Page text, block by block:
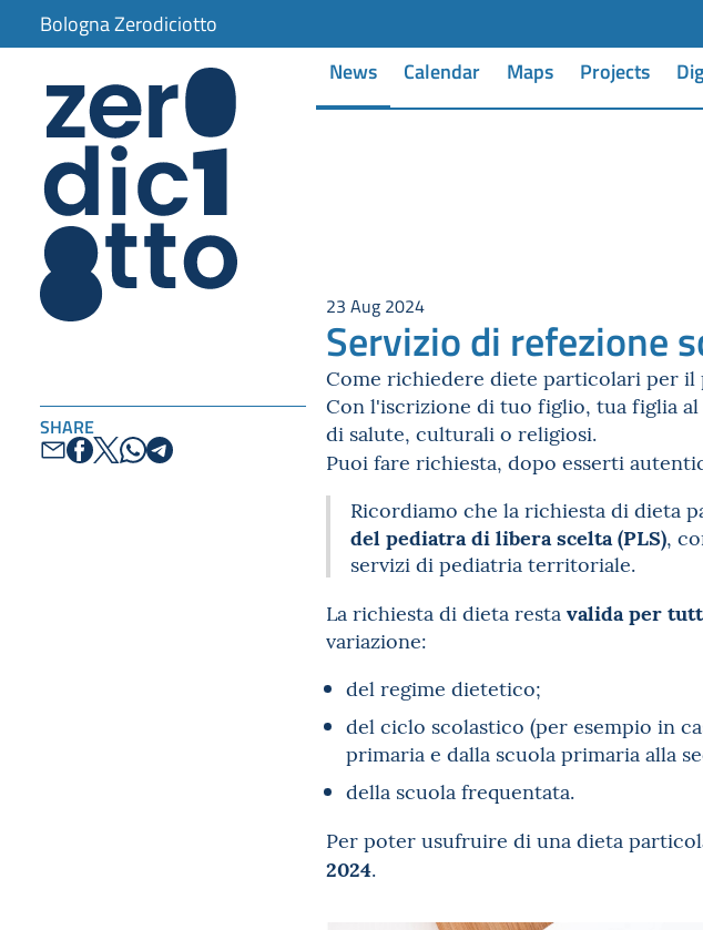
Bologna Zerodiciotto
News Calendar Maps Projects
SHARE
23 Aug 2024
Servizio di refezione
Come richiedere diete particolari per il
Con l'iscrizione di tuo figlio, tua figlia
di salute, culturali o religiosi.
Puoi fare richiesta, dopo esserti
Ricordiamo che la richiesta di dieta
del pediatra di libera scelta (PLS),
servizi di pediatria territoriale.
La richiesta di dieta resta valida per
variazione:
del regime dietetico;
del ciclo scolastico (per esempio in
primaria e dalla scuola primaria alla
della scuola frequentata.
Per poter usufruire di una dieta
2024.